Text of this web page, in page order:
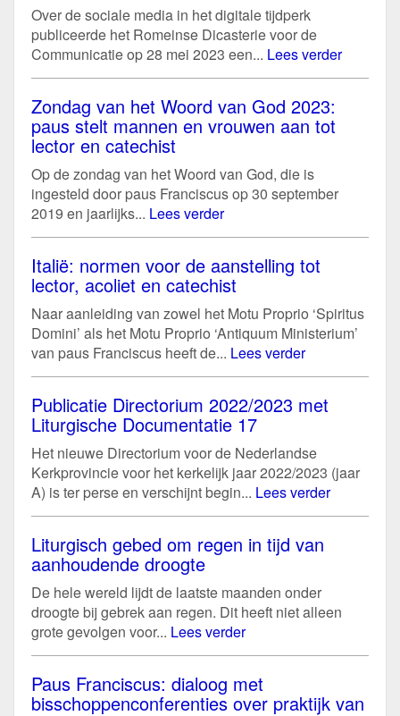
Over de sociale media in het digitale tijdperk
publiceerde het Romeinse Dicasterie voor de
Communicatie op 28 mei 2023 een... Lees verder
Zondag van het Woord van God 2023:
paus stelt mannen en vrouwen aan tot
lector en catechist
Op de zondag van het Woord van God, die is
ingesteld door paus Franciscus op 30 september
2019 en jaarlijks... Lees verder
Italië: normen voor de aanstelling tot
lector, acoliet en catechist
Naar aanleiding van zowel het Motu Proprio ‘Spiritus
Domini’ als het Motu Proprio ‘Antiquum Ministerium’
van paus Franciscus heeft de... Lees verder
Publicatie Directorium 2022/2023 met
Liturgische Documentatie 17
Het nieuwe Directorium voor de Nederlandse
Kerkprovincie voor het kerkelijk jaar 2022/2023 (jaar
A) is ter perse en verschijnt begin... Lees verder
Liturgisch gebed om regen in tijd van
aanhoudende droogte
De hele wereld lijdt de laatste maanden onder
droogte bij gebrek aan regen. Dit heeft niet alleen
grote gevolgen voor... Lees verder
Paus Franciscus: dialoog met
bisschoppenconferenties over praktijk van